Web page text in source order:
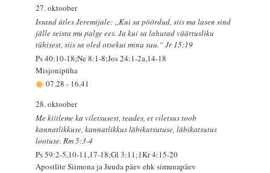
27. oktoober
Issand ütles Jeremijale: „Kui sa pöördud, siis ma lasen sind
jälle seista mu palge ees. Ja kui sa lahutad väärtusliku
tühisest, siis sa oled otsekui minu suu.“ Jr 15:19
Ps 40:10-18;Ne 8:1-8;Jos 24:1-2a,14-18
Misjonipüha
07.28- 16.41
28. oktoober
Me kiitleme ka viletsusest, teades, et viletsus toob
kannatlikkuse, kannatlikkus läbikatsutuse, läbikatsutus
lootuse. Rm 5:3-4
Ps 59:2-5,10-11,17-18;Gl 3:11;1Kr 4:15-20
Apostlite Siimona ja Juuda päev ehk simunapäev